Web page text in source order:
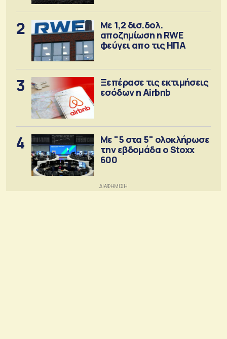
2
Με 1,2 δισ.δολ.
αποζημίωση η RWE
φεύγει απο τις ΗΠΑ
3
Ξεπέρασε τις εκτιμήσεις
εσόδων η Airbnb
4
Με "5 στα 5" ολοκλήρωσε
την εβδομάδα ο Stoxx
600